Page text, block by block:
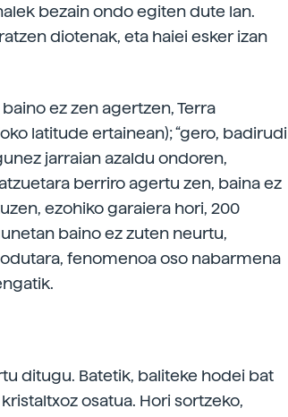
bezain ondo egiten dute lan.
diotenak, eta haiei esker izan
ez zen agertzen, Terra
latitude ertainean); “gero, badirudi
jarraian azaldu ondoren,
berriro agertu zen, baina ez
ezohiko garaiera hori, 200
baino ez zuten neurtu,
fenomenoa oso nabarmena
ditugu. Batetik, baliteke hodei bat
osatua. Hori sortzeko,